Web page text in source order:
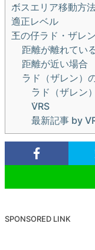
ボスエリア移動方
適正レベル
王の仔ラド・ザレ
距離が離れてい
距離が近い場合
ラド（ザレン）
ラド（ザレン
VRS
最新記事 by
SPONSORED LINK